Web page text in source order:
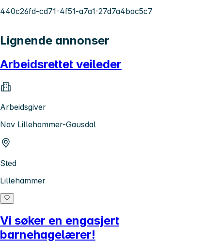
440c26fd-cd71-4f51-a7a1-27d7a4bac5c7
Lignende annonser
Arbeidsrettet veileder
Arbeidsgiver
Nav Lillehammer-Gausdal
Sted
Lillehammer
Vi søker en engasjert
barnehagelærer!